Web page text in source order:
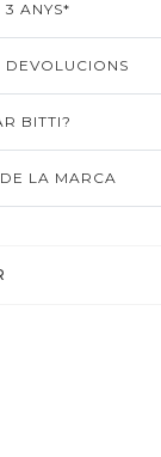
ANYS*
DEVOLUCIONS
BITTI?
LA MARCA